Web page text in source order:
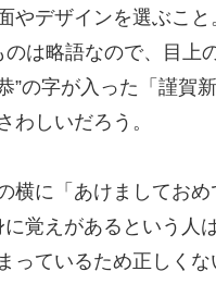
やデザインを選ぶこ
のは略語なので、目上
”の字が入った「謹
わしいだろう。
横に「あけましてお
覚えがあるという人
っているため正しく